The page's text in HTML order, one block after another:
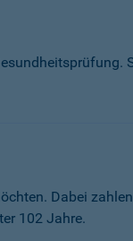
Dabei
102 Jahre.